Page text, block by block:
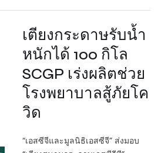
เตียงกระดาษรับน้ำ
หนักได้ 100 กิโล
SCGP เร่งผลิตช่วย
โรงพยาบาลสู้ภัยโค
วิด
“เอสซีจีและมูลนิธิเอสซีจี” ส่งมอบ